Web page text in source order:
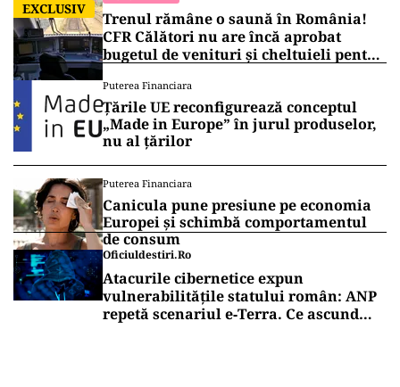
EXCLUSIV
Trenul rămâne o saună în România!
CFR Călători nu are încă aprobat
bugetul de venituri și cheltuieli pentru
Puterea Financiara
Țările UE reconfigurează conceptul
„Made in Europe” în jurul produselor,
nu al țărilor
Puterea Financiara
Canicula pune presiune pe economia
Europei și schimbă comportamentul
de consum
Oficiuldestiri.ro
Atacurile cibernetice expun
vulnerabilitățile statului român: ANP
repetă scenariul e‑Terra. Ce ascund